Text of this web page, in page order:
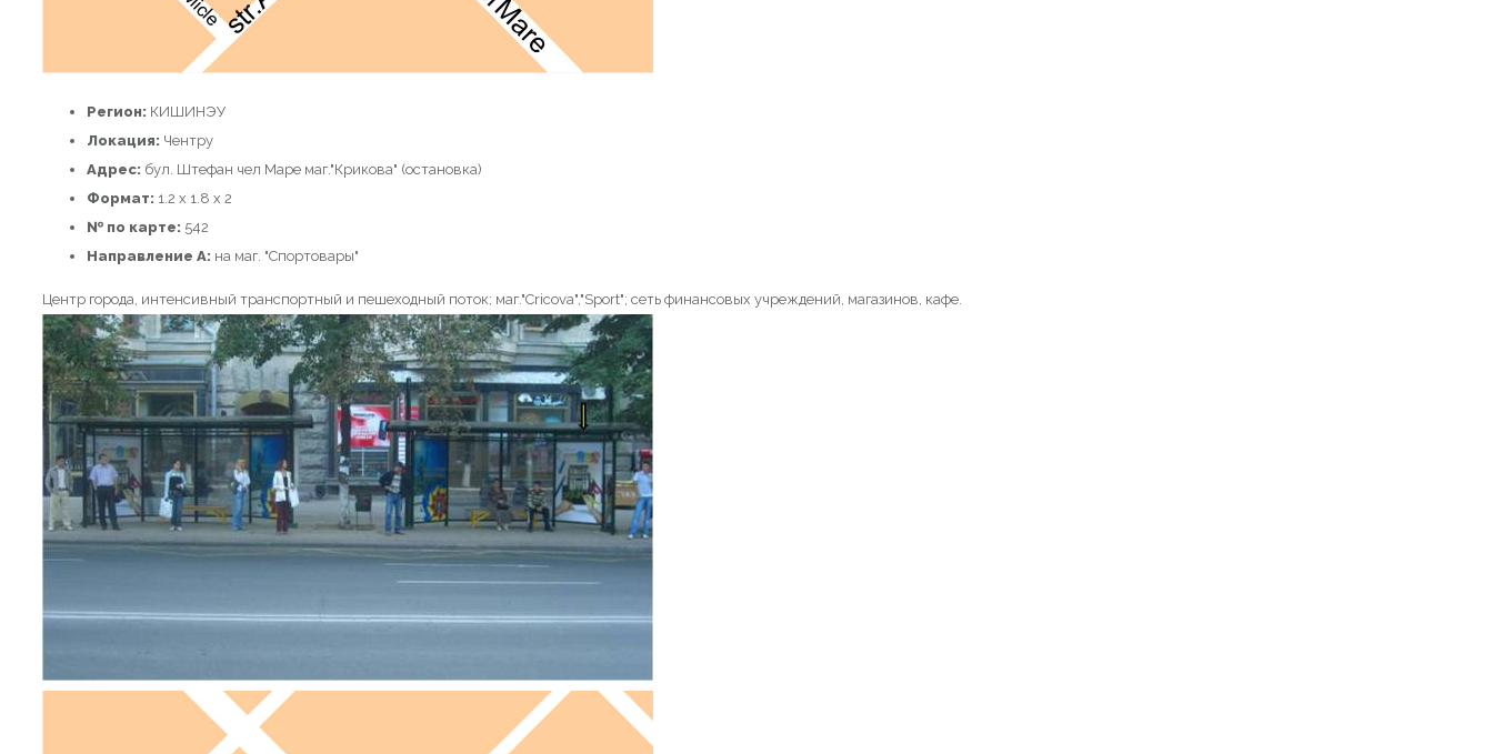
Регион: КИШИНЭУ
Локация: Чентру
Адрес: бул. Штефан чел Маре маг."Крикова" (остановка)
Формат: 1.2 x 1.8 x 2
№ по карте: 542
Направление A: на маг. "Спортовары"
Центр города, интенсивный транспортный и пешеходный поток; маг."Cricova","Sport"; сеть финансовых учреждений, магазинов, кафе.